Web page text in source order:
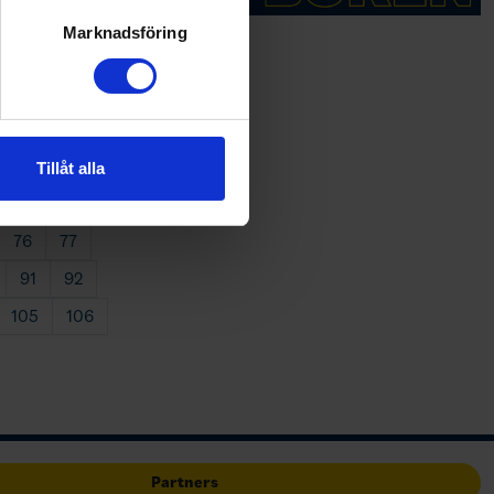
. Du kan ändra
information från din enhet
kombinera informationen
Marknadsföring
Tillåt alla
46
47
61
62
76
77
91
92
105
106
Partners